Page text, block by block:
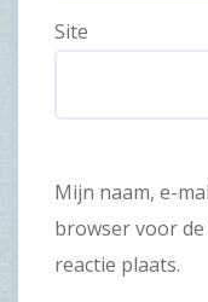
Site
Mijn naam, e-
browser voor
reactie plaats.